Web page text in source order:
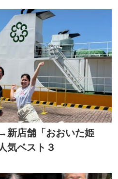
新店舗「おおいた姫
気ベスト３